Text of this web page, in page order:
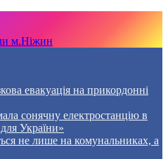
м.Ніжин
евакуація на прикордонні
сонячну електростанцію в
України»
не лише на комунальниках, а